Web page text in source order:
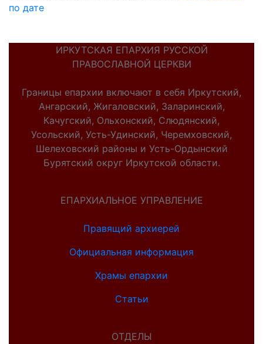
по дате
ИРКУТСКАЯ ЕПАРХИЯ РУССКОЙ
ПРАВОСЛАВНОЙ ЦЕРКВИ
Границы епархии включают в себя Иркутский,
Ангарский, Жигаловский, Заларинский,
Качугский, Ольхонский, Слюдянский,
Усольский, Усть-Удинский, Черемховский,
Шелеховский районы и Усть-Ордынский
Бурятский округ Иркутской области.
ЕПАРХИАЛЬНОЕ УПРАВЛЕНИЕ
Правящий архиерей
Официальная информация
Храмы епархии
Статьи
ОТДЕЛЫ